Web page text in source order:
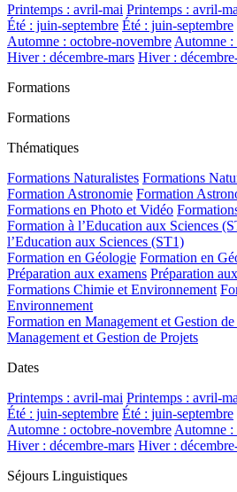
Printemps : avril-mai Printemps : avril-
Été : juin-septembre Été : juin-septembre
Automne : octobre-novembre Automne :
Hiver : décembre-mars Hiver :
Formations
Formations
Thématiques
Formations Naturalistes Formations
Formation Astronomie Formation
Formations en Photo et Vidéo
Formation à l’Education aux Sciences
l’Education aux Sciences (ST1)
Formation en Géologie Formation en
Préparation aux examens Préparation
Formations Chimie et Environnement
Environnement
Formation en Management et Gestion de
Management et Gestion de Projets
Dates
Printemps : avril-mai Printemps : avril-
Été : juin-septembre Été : juin-septembre
Automne : octobre-novembre Automne :
Hiver : décembre-mars Hiver :
Séjours Linguistiques